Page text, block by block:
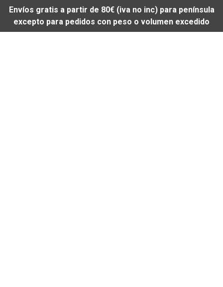
Envíos gratis a partir de 80€ (iva no inc) para península
excepto para pedidos con peso o volumen excedido